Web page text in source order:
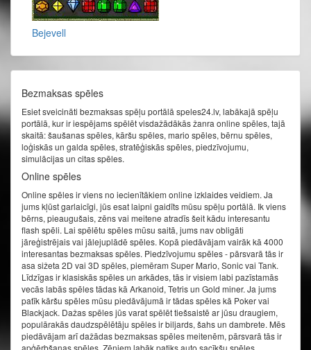
Bejevell
Bezmaksas spēles
Esiet sveicināti bezmaksas spēļu portālā speles24.lv, labākajā spēļu
portālā, kur ir iespējams spēlēt visdažādākās žanra online spēles, tajā
skaitā: šaušanas spēles, kāršu spēles, mario spēles, bērnu spēles,
loģiskās un galda spēles, stratēģiskās spēles, piedzīvojumu,
simulācijas un citas spēles.
Online spēles
Online spēles ir viens no iecienītākiem online izklaides veidiem. Ja
jums kļūst garlaicīgi, jūs esat laipni gaidīts mūsu spēļu portālā. Ik viens
bērns, pieaugušais, zēns vai meitene atradīs šeit kādu interesantu
flash spēli. Lai spēlētu spēles mūsu saitā, jums nav obligāti
jāreģistrējais vai jālejuplādē spēles. Kopā piedāvājam vairāk kā 4000
interesantas bezmaksas spēles. Piedzīvojumu spēles - pārsvarā tās ir
asa sižeta 2D vai 3D spēles, piemēram Super Mario, Sonic vai Tank.
Līdzīgas ir klasiskās spēles un arkādes, tās ir visiem labi pazīstamās
vecās labās spēles tādas kā Arkanoid, Tetris un Gold miner. Ja jums
patīk kāršu spēles mūsu piedāvājumā ir tādas spēles kā Poker vai
Blackjack. Dažas spēles jūs varat spēlēt tiešsaistē ar jūsu draugiem,
populārakās daudzspēlētāju spēles ir biljards, šahs un dambrete. Mēs
piedāvājam arī dažādas bezmaksas spēles meitenēm, pārsvarā tās ir
apģērbšanas spēles. Zēniem labāk patiks auto sacīkšu spēles.